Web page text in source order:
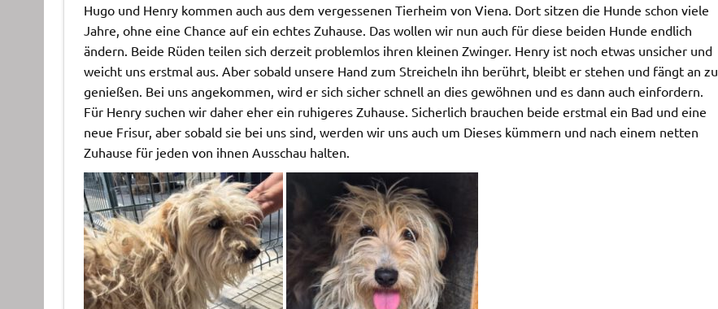
Hugo und Henry kommen auch aus dem vergessenen Tierheim von Viena. Dort sitzen die Hunde schon viele
Jahre, ohne eine Chance auf ein echtes Zuhause. Das wollen wir nun auch für diese beiden Hunde endlich
ändern. Beide Rüden teilen sich derzeit problemlos ihren kleinen Zwinger. Henry ist noch etwas unsicher und
weicht uns erstmal aus. Aber sobald unsere Hand zum Streicheln ihn berührt, bleibt er stehen und fängt an zu
genießen. Bei uns angekommen, wird er sich sicher schnell an dies gewöhnen und es dann auch einfordern.
Für Henry suchen wir daher eher ein ruhigeres Zuhause. Sicherlich brauchen beide erstmal ein Bad und eine
neue Frisur, aber sobald sie bei uns sind, werden wir uns auch um Dieses kümmern und nach einem netten
Zuhause für jeden von ihnen Ausschau halten.